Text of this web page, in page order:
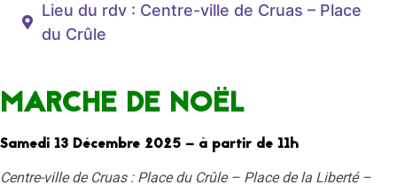
Lieu du rdv : Centre-ville de Cruas – Place
du Crûle
MARCHE DE NOËL
Samedi 13 Décembre 2025 – à partir de 11h
Centre-ville de Cruas : Place du Crûle – Place de la Liberté –